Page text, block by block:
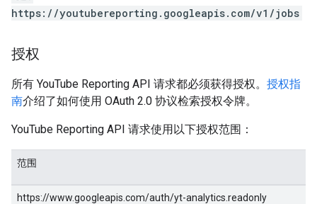
https://youtubereporting.googleapis.com/v1/jobs
授权
所有 YouTube Reporting API 请求都必须获得授权。 授权指
南介绍了如何使用 OAuth 2.0 协议检索授权令牌。
YouTube Reporting API 请求使用以下授权范围：
范围
https://www.googleapis.com/auth/yt-analytics.readonly